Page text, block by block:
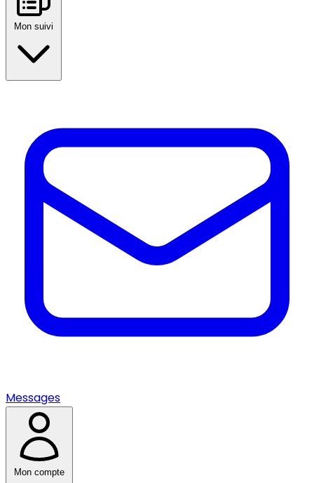
Mon suivi
Messages
Mon compte